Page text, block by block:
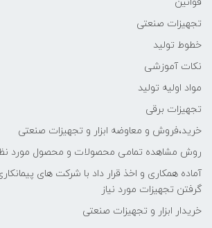
تجهیزات صنعتی
خطوط تولید
نکات آموزشی
مواد اولیه تولید
تجهیزات برقی
خرید،فروش و معاوضه ابزار و تجهیزات صنعتی
روش مشاهده تمامی محصولات و محصول مورد
آماده همکاری و اخذ قرار داد با شرکت های
گرفتن تجهیزات مورد نیاز
خریدار ابزار و تجهیزات صنعتی